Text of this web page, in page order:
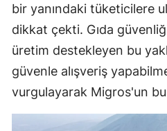
bir yanındaki tüketicilere
dikkat çekti. Gıda
üretim destekleyen bu
güvenle alışveriş
vurgulayarak Migros'un bu